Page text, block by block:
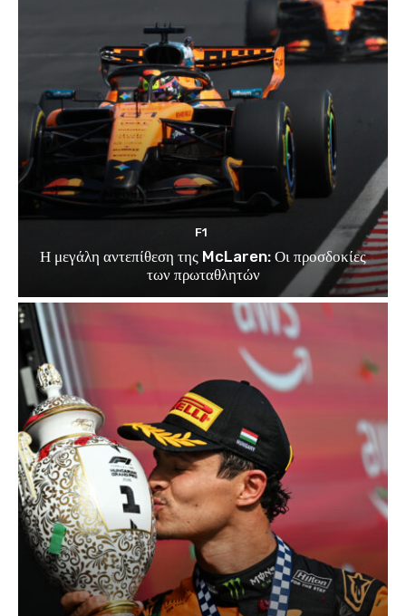
F1
Η μεγάλη αντεπίθεση της McLaren: Οι προσδοκίες
των πρωταθλητών